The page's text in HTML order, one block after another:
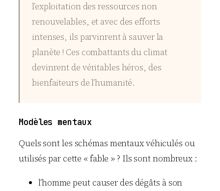
l’exploitation des ressources non
renouvelables, et avec des efforts
intenses, ils parvinrent à sauver la
planète ! Ces combattants du climat
devinrent de véritables héros, des
bienfaiteurs de l’humanité.
Modèles mentaux
Quels sont les schémas mentaux véhiculés ou
utilisés par cette « fable » ? Ils sont nombreux :
l’homme peut causer des dégâts à son